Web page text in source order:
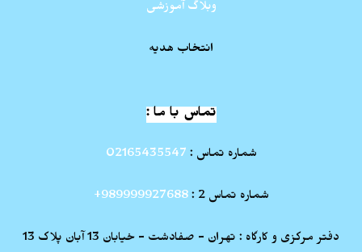
وبلاگ آموزشی
انتخاب هدیه
تماس با ما :
شماره تماس : 02165435547
شماره تماس 2 : 989999927688+
دفتر مرکزی و کارگاه : تهران - صفادشت - خیابان 13 آبان پلاک 13